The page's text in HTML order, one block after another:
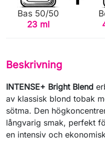
Bas 50/50
23 ml
Beskrivning
INTENSE+ Bright Blend
av klassisk blond tobak
sötma. Den
långvarig smak, perfekt
en intensiv och